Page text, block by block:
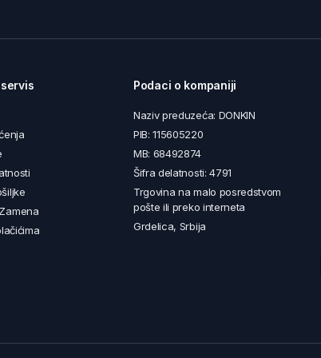
Podaci o kompaniji
Naziv preduzeća: DONKIN
PIB: 115605220
MB: 68492874
Šifra delatnosti: 4791
Trgovina na malo posredstvom
pošte ili preko interneta
Grdelica, Srbija